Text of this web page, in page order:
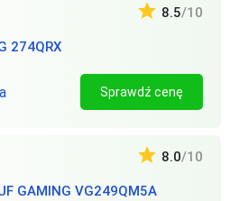
274QRX
8.5/10
Sprawdź cenę
GAMING VG249QM5A
8.0/10